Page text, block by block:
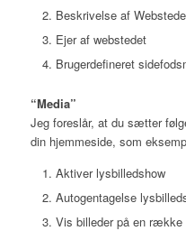
Beskrivelse af
Ejer af webstedet
Brugerdefineret
“Media”
Jeg foreslår, at du sætter
din hjemmeside, som
Aktiver lysbilledshow
Autogentagelse
Vis billeder på en række